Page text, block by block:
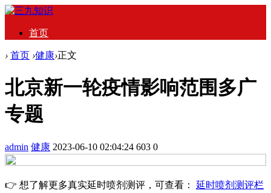
首页
› 首页 ›健康›正文
北京新一轮疫情影响范围多广
专题
admin 健康 2023-06-10 02:04:24 603 0
👉 想了解更多真实延时喷剂测评，可查看： 延时喷剂测评栏